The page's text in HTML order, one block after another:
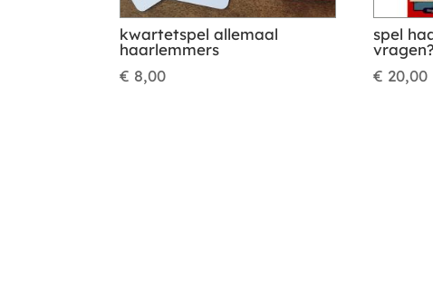
kwartetspel allemaal
haarlemmers
€ 8,00
spel
vragen?
€ 20,00